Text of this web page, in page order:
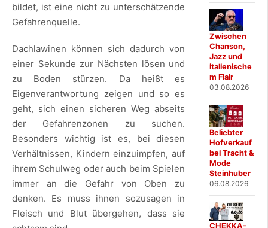
bildet, ist eine nicht zu unterschätzende
Gefahrenquelle.
Dachlawinen können sich dadurch von
einer Sekunde zur Nächsten lösen und
zu Boden stürzen. Da heißt es
Eigenverantwortung zeigen und so es
geht, sich einen sicheren Weg abseits
der Gefahrenzonen zu suchen.
Besonders wichtig ist es, bei diesen
Verhältnissen, Kindern einzuimpfen, auf
ihrem Schulweg oder auch beim Spielen
immer an die Gefahr von Oben zu
denken. Es muss ihnen sozusagen in
Fleisch und Blut übergehen, dass sie
Zwischen
Chanson,
Jazz und
italienische
m Flair
03.08.2026
Beliebter
Hofverkauf
bei Tracht &
Mode
Steinhuber
06.08.2026
CHEKKA-